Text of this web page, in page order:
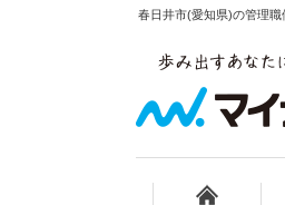
春日井市(愛知県)の管理